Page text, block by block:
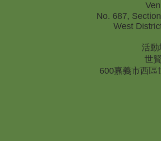
No. 687,
West
活動
世
600嘉義市西區